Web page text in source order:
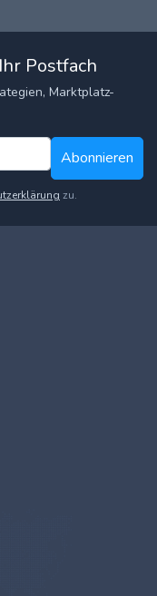
Postfach
Marktplatz-
Abonnieren
zu.